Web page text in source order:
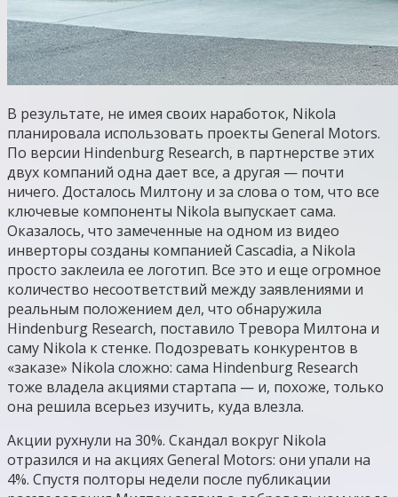
В результате, не имея своих наработок, Nikola
планировала использовать проекты General Motors.
По версии Hindenburg Research, в партнерстве этих
двух компаний одна дает все, а другая — почти
ничего. Досталось Милтону и за слова о том, что все
ключевые компоненты Nikola выпускает сама.
Оказалось, что замеченные на одном из видео
инверторы созданы компанией Cascadia, а Nikola
просто заклеила ее логотип. Все это и еще огромное
количество несоответствий между заявлениями и
реальным положением дел, что обнаружила
Hindenburg Research, поставило Тревора Милтона и
саму Nikola к стенке. Подозревать конкурентов в
«заказе» Nikola сложно: сама Hindenburg Research
тоже владела акциями стартапа — и, похоже, только
она решила всерьез изучить, куда влезла.
Акции рухнули на 30%. Скандал вокруг Nikola
отразился и на акциях General Motors: они упали на
4%. Спустя полторы недели после публикации